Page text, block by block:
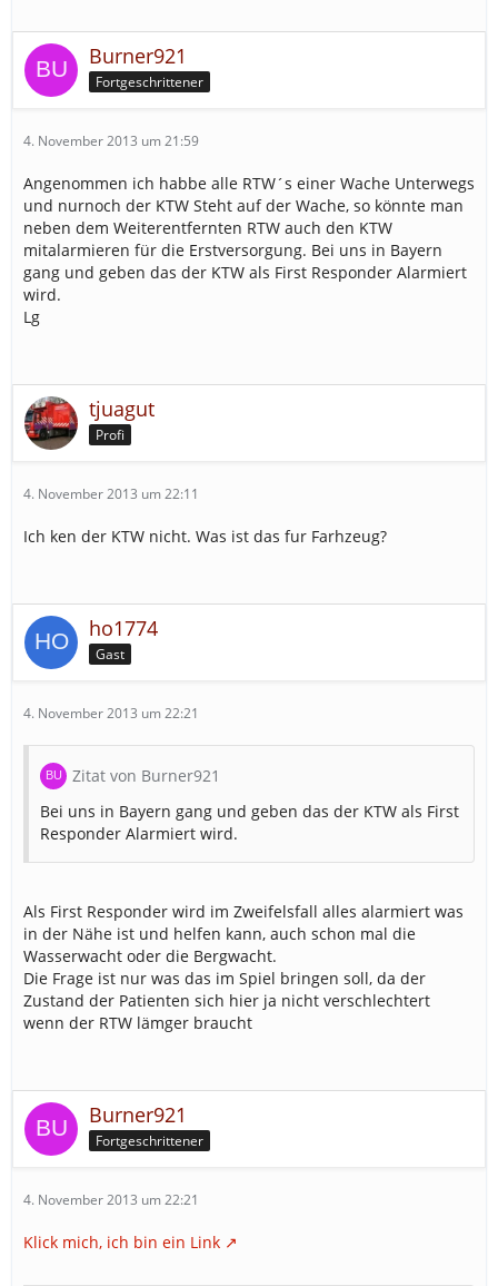
Burner921
Fortgeschrittener
4. November 2013 um 21:59
Angenommen ich habbe alle RTW´s einer Wache Unterwegs
und nurnoch der KTW Steht auf der Wache, so könnte man
neben dem Weiterentfernten RTW auch den KTW
mitalarmieren für die Erstversorgung. Bei uns in Bayern
gang und geben das der KTW als First Responder Alarmiert
wird.
Lg
tjuagut
Profi
4. November 2013 um 22:11
Ich ken der KTW nicht. Was ist das fur Farhzeug?
ho1774
Gast
4. November 2013 um 22:21
Zitat von Burner921
Bei uns in Bayern gang und geben das der KTW als First
Responder Alarmiert wird.
Als First Responder wird im Zweifelsfall alles alarmiert was
in der Nähe ist und helfen kann, auch schon mal die
Wasserwacht oder die Bergwacht.
Die Frage ist nur was das im Spiel bringen soll, da der
Zustand der Patienten sich hier ja nicht verschlechtert
wenn der RTW lämger braucht
Burner921
Fortgeschrittener
4. November 2013 um 22:21
Klick mich, ich bin ein Link